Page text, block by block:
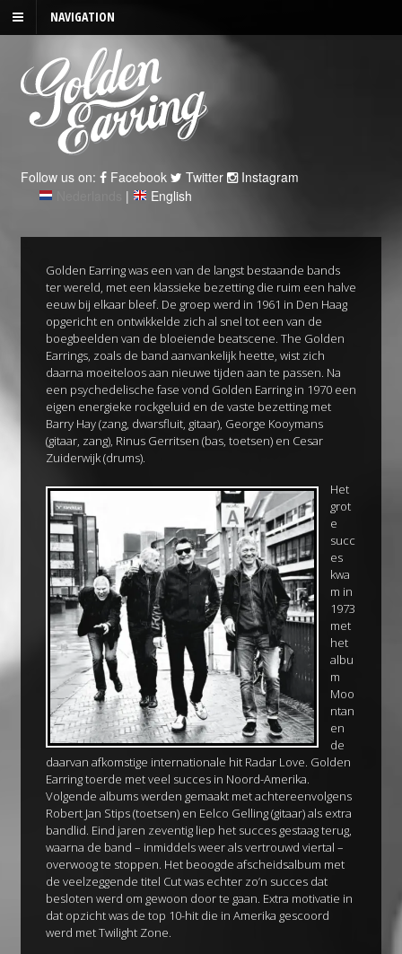
NAVIGATION
Follow us on: Facebook Twitter
Instagram
| English
Golden Earring was een van de langst bestaande bands
ter wereld, met een klassieke bezetting die ruim een halve
eeuw bij elkaar bleef. De groep werd in 1961 in Den Haag
opgericht en ontwikkelde zich al snel tot een van de
boegbeelden van de bloeiende beatscene. The Golden
Earrings, zoals de band aanvankelijk heette, wist zich
daarna moeiteloos aan nieuwe tijden aan te passen. Na
een psychedelische fase vond Golden Earring in 1970 een
eigen energieke rockgeluid en de vaste bezetting met
Barry Hay (zang, dwarsfluit, gitaar), George Kooymans
(gitaar, zang), Rinus Gerritsen (bas, toetsen) en Cesar
Zuiderwijk (drums).
Het
grot
e
succ
es
kwa
m in
1973
met
het
albu
m
Moo
ntan
en
de
daarvan afkomstige internationale hit Radar Love. Golden
Earring toerde met veel succes in Noord-Amerika.
Volgende albums werden gemaakt met achtereenvolgens
Robert Jan Stips (toetsen) en Eelco Gelling (gitaar) als extra
bandlid. Eind jaren zeventig liep het succes gestaag terug,
waarna de band – inmiddels weer als vertrouwd viertal –
overwoog te stoppen. Het beoogde afscheidsalbum met
de veelzeggende titel Cut was echter zo’n succes dat
besloten werd om gewoon door te gaan. Extra motivatie in
dat opzicht was de top 10-hit die in Amerika gescoord
werd met Twilight Zone.